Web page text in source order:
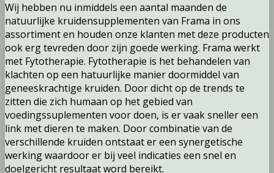
Wij hebben nu inmiddels een aantal maanden de
natuurlijke kruidensupplementen van Frama in ons
assortiment en houden onze klanten met deze producten
ook erg tevreden door zijn goede werking. Frama werkt
met Fytotherapie. Fytotherapie is het behandelen van
klachten op een hatuurlijke manier doormiddel van
geneeskrachtige kruiden. Door dicht op de trends te
zitten die zich humaan op het gebied van
voedingssuplementen voor doen, is er vaak sneller een
link met dieren te maken. Door combinatie van de
verschillende kruiden ontstaat er een synergetische
werking waardoor er bij veel indicaties een snel en
doelgericht resultaat word bereikt.